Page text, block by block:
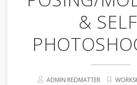
&
ADMIN REDMATTER